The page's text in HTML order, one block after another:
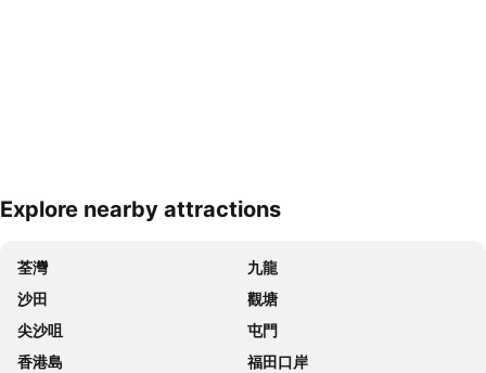
展開地圖
Explore nearby attractions
荃灣
九龍
沙田
觀塘
尖沙咀
屯門
香港島
福田口岸